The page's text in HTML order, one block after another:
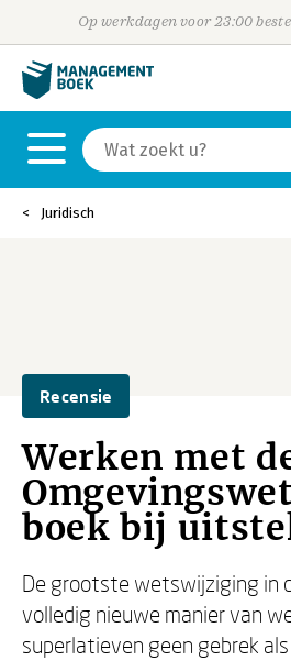
Op werkdagen voor 23:00
Juridisch
Recensie
Werken met
boek bij
De grootste wetswijziging in
volledig nieuwe manier van
superlatieven geen gebrek